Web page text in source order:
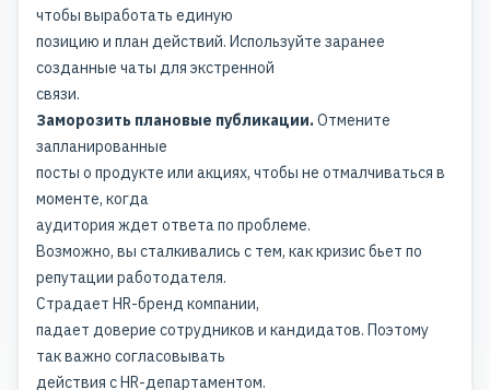
чтобы выработать единую
позицию и план действий. Используйте заранее
созданные чаты для экстренной
связи.
Заморозить плановые публикации.Отмените
запланированные
посты о продукте или акциях, чтобы не отмалчиваться в
моменте, когда
аудитория ждет ответа по проблеме.
Возможно, вы сталкивались с тем, как кризис бьет по
репутации работодателя.
Страдает HR-бренд компании,
падает доверие сотрудников и кандидатов. Поэтому
так важно согласовывать
действия с HR-департаментом.